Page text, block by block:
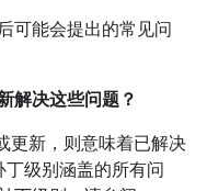
可能会提出的常见问
解决这些问题？
更新，则意味着已解决
级别涵盖的所有问